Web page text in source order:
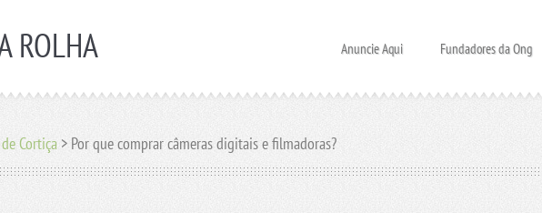
ROLHA Anuncie Aqui Fundadores da Ong
Cortiça > Por que comprar câmeras digitais e filmadoras?